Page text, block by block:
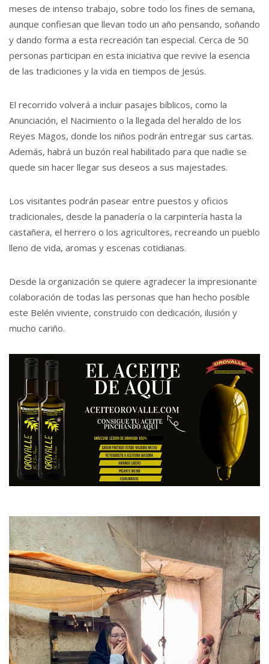
meses de intenso trabajo, sobre todo los fines de semana,
aunque confiesan que llevan todo un año pensando, soñando
y dando forma a esta recreación tan especial. Cerca de 50
personas participan en esta iniciativa que revive la esencia
de las tradiciones y la vida en tiempos de Jesús.
El recorrido volverá a incluir pasajes bíblicos, como la
Anunciación, el Nacimiento o la llegada del heraldo de los
Reyes Magos, donde los niños podrán entregar sus cartas.
Además, habrá un buzón real habilitado para que nadie se
quede sin hacer llegar sus deseos a sus majestades.
Los visitantes podrán pasear entre puestos y oficios
tradicionales, desde la panadería o la carpintería hasta la
castañera, el herrero o los agricultores, recreando un pueblo
lleno de vida, aromas y escenas cotidianas.
Desde la organización se quiere agradecer la impresionante
colaboración de todas las personas que han hecho posible
este Belén viviente, construido con dedicación, ilusión y
mucho cariño.